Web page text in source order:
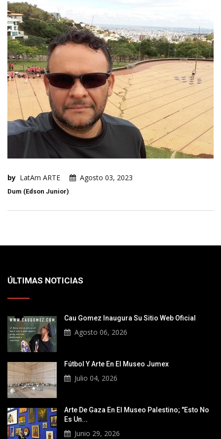
by LatAm ARTE Agosto 03, 2023
Dum (Edson Junior)
ÚLTIMAS NOTICIAS
Cau Gomez Inaugura Su Sitio Web Oficial
Agosto 06, 2026
Fútbol Y Arte En El Museo Jumex
Julio 04, 2026
Arte De Gaza En El Museo Palestino; "Esto No
Es Un...
Junio 29, 2026